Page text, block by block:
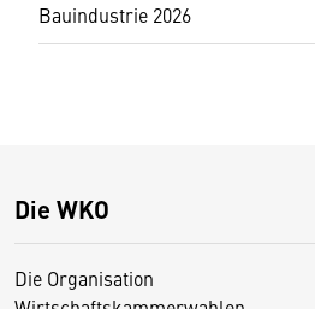
Bauindustrie 2026
Die WKO
Die Organisation